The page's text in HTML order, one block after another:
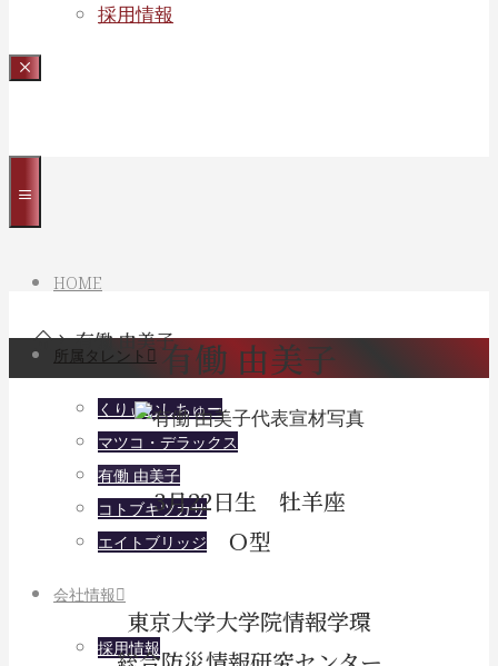
採用情報
HOME
所属タレント
くりぃむしちゅー
マツコ・デラックス
有働 由美子
コトブキツカサ
エイトブリッジ
会社情報
採用情報
Home有働 由美子有働 由美子
3月22日生 牡羊座
Ｏ型
東京大学大学院情報学環